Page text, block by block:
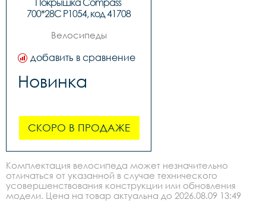
Покрышка Compass
700*28С P1054, код 41708
Велосипеды
добавить в сравнение
Новинка
СКОРО В ПРОДАЖЕ
Комплектация велосипеда может незначительно
отличаться от указанной в случае технического
усовершенствования конструкции или обновления
модели. Цена на товар актуальна до 2026.08.09 13:49